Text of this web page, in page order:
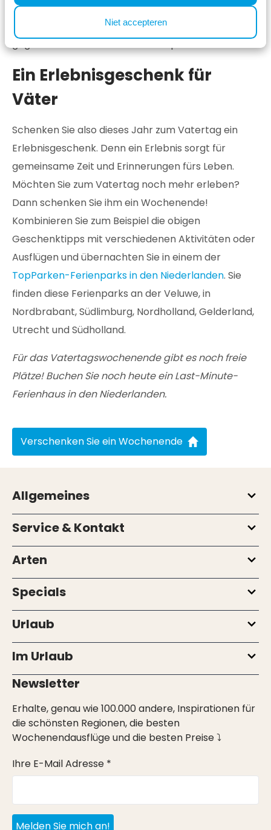
Niet accepteren
Spaß und abenteuerlicher Elemente. Nach einem
aufregenden Tag können Sie sich im Restaurant
Ein Erlebnisgeschenk für
Väter
Schenken Sie also dieses Jahr zum Vatertag ein
Erlebnisgeschenk. Denn ein Erlebnis sorgt für
gemeinsame Zeit und Erinnerungen fürs Leben.
Möchten Sie zum Vatertag noch mehr erleben?
Dann schenken Sie ihm ein Wochenende!
Kombinieren Sie zum Beispiel die obigen
Geschenktipps mit verschiedenen Aktivitäten oder
Ausflügen und übernachten Sie in einem der
TopParken-Ferienparks in den Niederlanden. Sie
finden diese Ferienparks an der Veluwe, in
Nordbrabant, Südlimburg, Nordholland, Gelderland,
Utrecht und Südholland.
Für das Vatertagswochenende gibt es noch freie
Plätze! Buchen Sie noch heute ein Last-Minute-
Ferienhaus in den Niederlanden.
Verschenken Sie ein Wochenende
Allgemeines
Service & Kontakt
Arten
Specials
Urlaub
Im Urlaub
Newsletter
Erhalte, genau wie 100.000 andere, Inspirationen für
die schönsten Regionen, die besten
Wochenendausflüge und die besten Preise ⤵
Ihre E-Mail Adresse *
Melden Sie mich an!